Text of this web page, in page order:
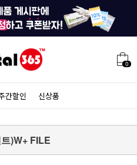
0
간할인 신상품
)W+ FILE